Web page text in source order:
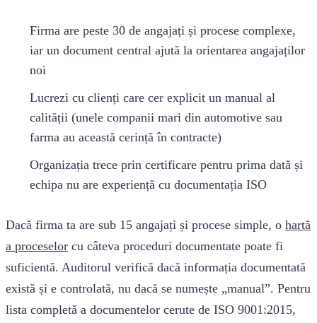
Firma are peste 30 de angajați și procese complexe,
iar un document central ajută la orientarea angajaților
noi
Lucrezi cu clienți care cer explicit un manual al
calității (unele companii mari din automotive sau
farma au această cerință în contracte)
Organizația trece prin certificare pentru prima dată și
echipa nu are experiență cu documentația ISO
Dacă firma ta are sub 15 angajați și procese simple, o hartă
a proceselor cu câteva proceduri documentate poate fi
suficientă. Auditorul verifică dacă informația documentată
există și e controlată, nu dacă se numește „manual”. Pentru
lista completă a documentelor cerute de ISO 9001:2015,